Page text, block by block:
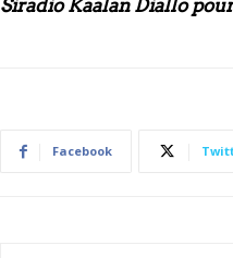
Siradio Kaalan Diallo
Facebook